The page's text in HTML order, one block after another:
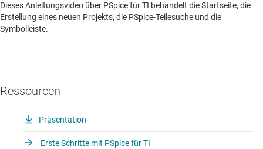
Dieses Anleitungsvideo über PSpice für TI behandelt die Startseite, die
Erstellung eines neuen Projekts, die PSpice-Teilesuche und die
Symbolleiste.
Ressourcen
Präsentation
Erste Schritte mit PSpice für TI